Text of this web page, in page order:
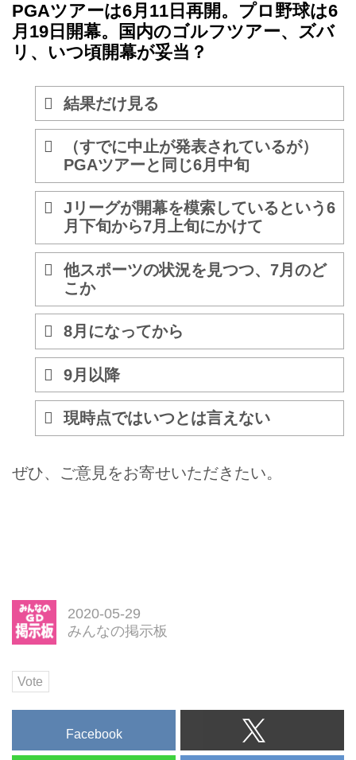
PGAツアーは6月11日再開。プロ野球は6
月19日開幕。国内のゴルフツアー、ズバ
リ、いつ頃開幕が妥当？
結果だけ見る
（すでに中止が発表されているが）
PGAツアーと同じ6月中旬
Jリーグが開幕を模索しているという6
月下旬から7月上旬にかけて
他スポーツの状況を見つつ、7月のど
こか
8月になってから
9月以降
現時点ではいつとは言えない
ぜひ、ご意見をお寄せいただきたい。
2020-05-29
みんなの掲示板
Vote
Facebook